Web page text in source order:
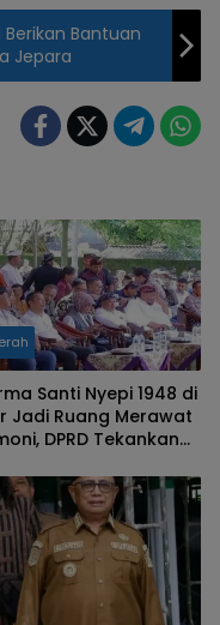
Bantuan
Jepara
Santi Nyepi 1948 di
Jadi Ruang Merawat
DPRD Tekankan